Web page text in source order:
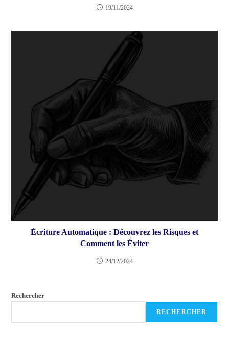
19/11/2024
Écriture Automatique : Découvrez les Risques et
Comment les Éviter
24/12/2024
Rechercher
RECHERCHER